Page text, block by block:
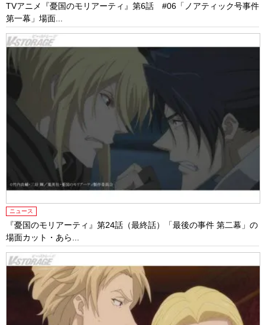
TVアニメ『憂国のモリアーティ』第6話 #06「ノアティック号事件
第一幕」場面...
ニュース
『憂国のモリアーティ』第24話（最終話）「最後の事件 第二幕」の
場面カット・あら...